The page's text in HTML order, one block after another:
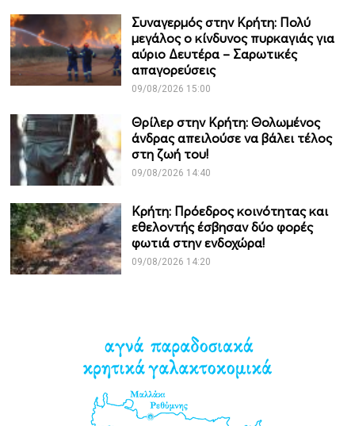
Συναγερμός στην Κρήτη: Πολύ
μεγάλος ο κίνδυνος πυρκαγιάς για
αύριο Δευτέρα – Σαρωτικές
απαγορεύσεις
09/08/2026 15:00
Θρίλερ στην Κρήτη: Θολωμένος
άνδρας απειλούσε να βάλει τέλος
στη ζωή του!
09/08/2026 14:40
Κρήτη: Πρόεδρος κοινότητας και
εθελοντής έσβησαν δύο φορές
φωτιά στην ενδοχώρα!
09/08/2026 14:20